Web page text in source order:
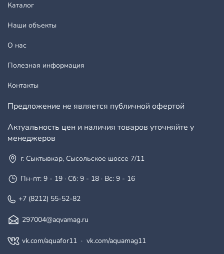
Каталог
Наши объекты
О нас
Полезная информация
Контакты
Предложение не является публичной офертой
Актуальность цен и наличия товаров уточняйте у
менеджеров
г. Сыктывкар, Сысольское шоссе 7/11
Пн-пт: 9 - 19 · Сб: 9 - 18 · Вс: 9 - 16
+7 (8212) 55-52-82
297004@aqvamag.ru
vk.com/aquafor11 · vk.com/aquamag11